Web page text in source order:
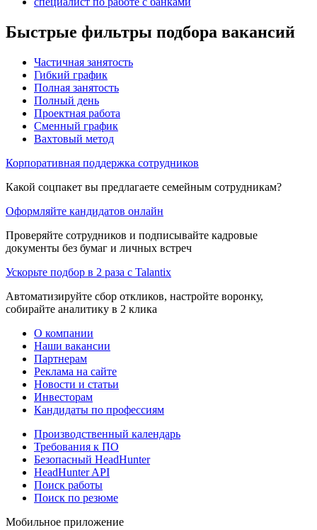
Быстрые фильтры подбора вакансий
Частичная занятость
Гибкий график
Полная занятость
Полный день
Проектная работа
Сменный график
Вахтовый метод
Корпоративная поддержка сотрудников
Какой соцпакет вы предлагаете семейным сотрудникам?
Оформляйте кандидатов онлайн
Проверяйте сотрудников и подписывайте кадровые
документы без бумаг и личных встреч
Ускорьте подбор в 2 раза с Talantix
Автоматизируйте сбор откликов, настройте воронку,
собирайте аналитику в 2 клика
О компании
Наши вакансии
Партнерам
Реклама на сайте
Новости и статьи
Инвесторам
Кандидаты по профессиям
Производственный календарь
Требования к ПО
Безопасный HeadHunter
HeadHunter API
Поиск работы
Поиск по резюме
Мобильное приложение